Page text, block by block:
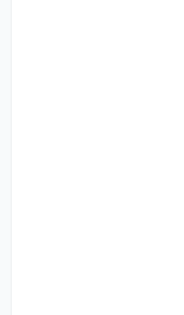
سقفی، بین کانالی، مرغداری و
تولیدی، صنعتی و ساختمانی
های تولیدی کمپانی اروپایی
تخصصی شما عزیزان رو در صرف
صرفه جویی در هزینه و زمان